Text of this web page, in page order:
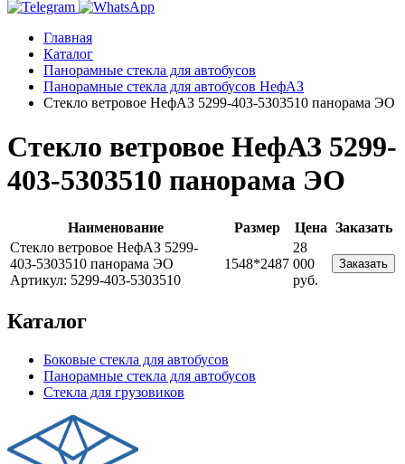
Главная
Каталог
Панорамные стекла для автобусов
Панорамные стекла для автобусов НефАЗ
Стекло ветровое НефАЗ 5299-403-5303510 панорама ЭО
Стекло ветровое НефАЗ 5299-
403-5303510 панорама ЭО
Наименование Размер Цена Заказать
Стекло ветровое НефАЗ 5299-
403-5303510 панорама ЭО
Артикул: 5299-403-5303510
1548*2487
28
000
руб.
Заказать
Каталог
Боковые стекла для автобусов
Панорамные стекла для автобусов
Стекла для грузовиков